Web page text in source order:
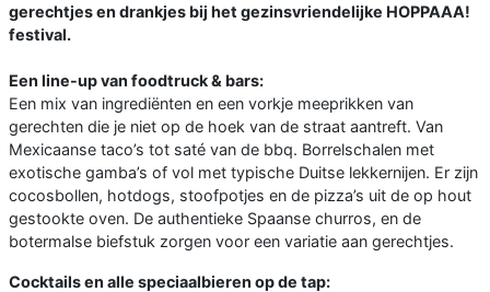
gerechtjes en drankjes bij het gezinsvriendelijke HOPPAAA!
festival.
Een line-up van foodtruck & bars:
Een mix van ingrediënten en een vorkje meeprikken van
gerechten die je niet op de hoek van de straat aantreft. Van
Mexicaanse taco’s tot saté van de bbq. Borrelschalen met
exotische gamba’s of vol met typische Duitse lekkernijen. Er zijn
cocosbollen, hotdogs, stoofpotjes en de pizza’s uit de op hout
gestookte oven. De authentieke Spaanse churros, en de
botermalse biefstuk zorgen voor een variatie aan gerechtjes.
Cocktails en alle speciaalbieren op de tap: